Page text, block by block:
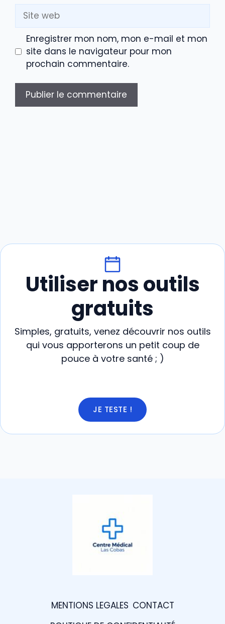
Site
web
Enregistrer mon nom, mon e-mail et mon
site dans le navigateur pour mon
prochain commentaire.
Utiliser nos outils
gratuits
Simples, gratuits, venez découvrir nos outils
qui vous apporterons un petit coup de
pouce à votre santé ; )
JE TESTE !
MENTIONS LEGALES CONTACT